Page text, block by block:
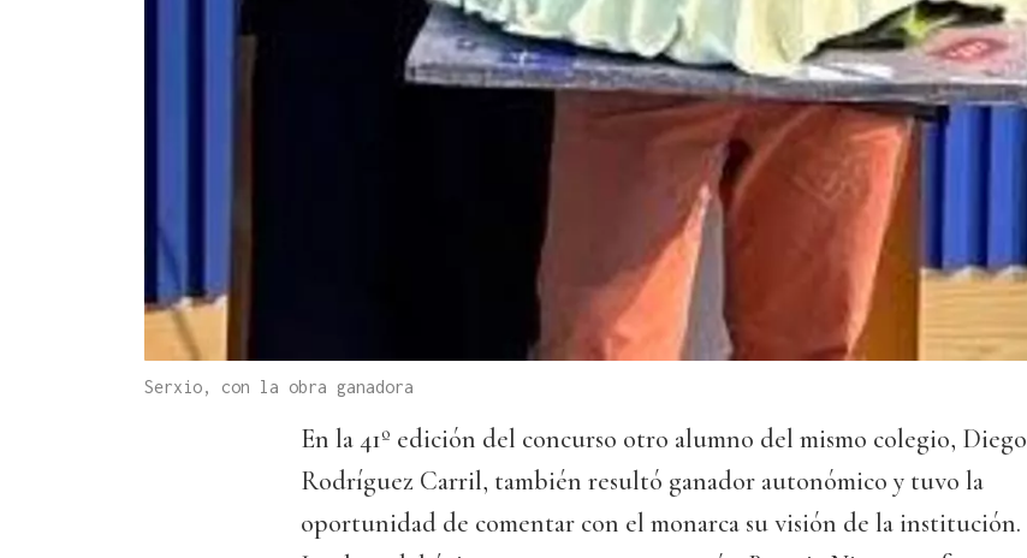
Serxio, con la obra ganadora
En la 41º edición del concurso otro alumno del mismo colegio, Diego
Rodríguez Carril, también resultó ganador autonómico y tuvo la
oportunidad de comentar con el monarca su visión de la institución.